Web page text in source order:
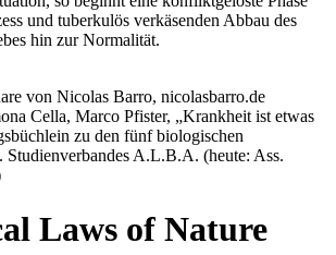
und tuberkulös verkäsenden Abbau des
hin zur Normalität.
von Nicolas Barro, nicolasbarro.de
Cella, Marco Pfister, „Krankheit ist etwas
zu den fünf biologischen
Studienverbandes A.L.B.A. (heute: Ass.
Laws of Nature